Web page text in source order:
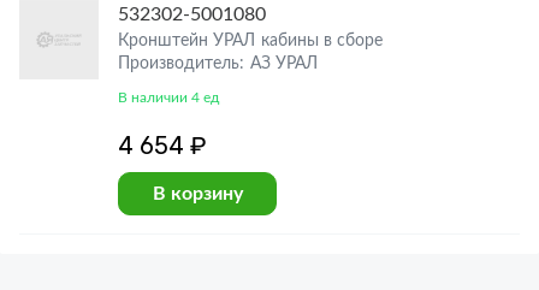
532302-5001080
Кронштейн УРАЛ кабины в сборе
Производитель: АЗ УРАЛ
В наличии 4 ед
4 654 ₽
В корзину